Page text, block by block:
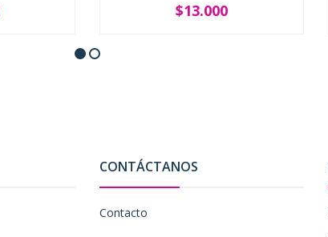
+
$13.000
CONTÁCTANOS
Contacto